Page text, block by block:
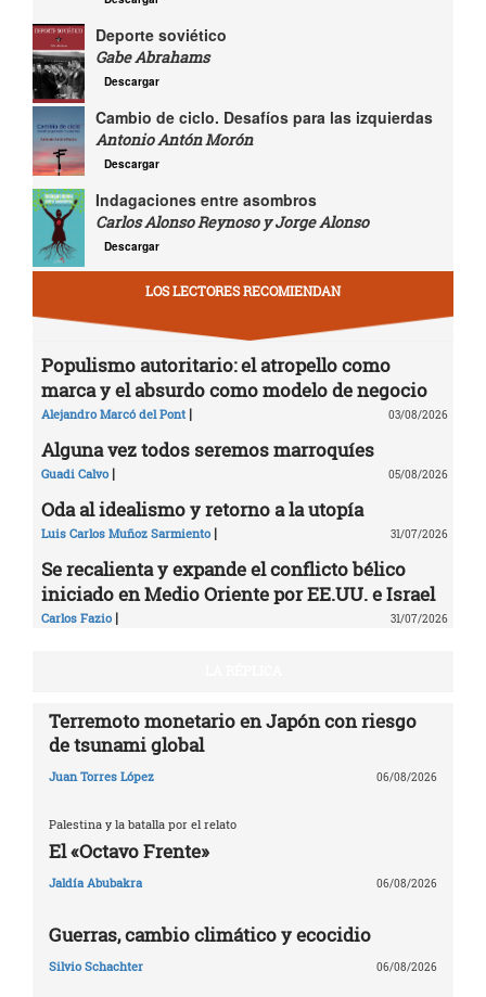
Deporte soviético
Gabe Abrahams
Descargar
Cambio de ciclo. Desafíos para las izquierdas
Antonio Antón Morón
Descargar
Indagaciones entre asombros
Carlos Alonso Reynoso y Jorge Alonso
Descargar
LOS LECTORES RECOMIENDAN
Populismo autoritario: el atropello como
marca y el absurdo como modelo de negocio
Alejandro Marcó del Pont | 03/08/2026
Alguna vez todos seremos marroquíes
Guadi Calvo | 05/08/2026
Oda al idealismo y retorno a la utopía
Luis Carlos Muñoz Sarmiento | 31/07/2026
Se recalienta y expande el conflicto bélico
iniciado en Medio Oriente por EE.UU. e Israel
Carlos Fazio | 31/07/2026
Terremoto monetario en Japón con riesgo
de tsunami global
Juan Torres López 06/08/2026
Palestina y la batalla por el relato
El «Octavo Frente»
Jaldía Abubakra 06/08/2026
Guerras, cambio climático y ecocidio
Silvio Schachter 06/08/2026